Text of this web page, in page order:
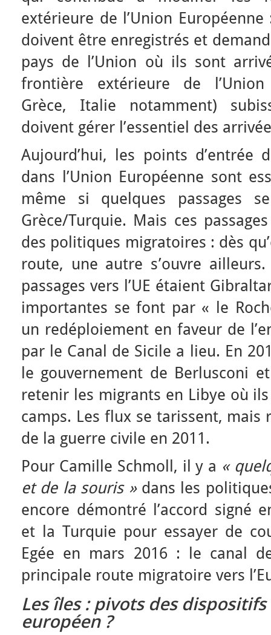
extérieure de l’Union
doivent être enregistrés et
pays de l’Union où ils sont
frontière extérieure de l’Union
Grèce, Italie notamment)
doivent gérer l’essentiel des
Aujourd’hui, les points d’entrée
dans l’Union Européenne sont
même si quelques passages
Grèce/Turquie. Mais ces
des politiques migratoires : dès
route, une autre s’ouvre
passages vers l’UE étaient
importantes se font par « le
un redéploiement en faveur de
par le Canal de Sicile a lieu. En
le gouvernement de Berlusconi
retenir les migrants en Libye où
camps. Les flux se tarissent, mais
de la guerre civile en 2011.
Pour Camille Schmoll, il y a «
et de la souris »dans les
encore démontré l’accord signé
et la Turquie pour essayer de
Egée en mars 2016 : le canal
principale route migratoire vers
Les îles : pivots des
européen ?